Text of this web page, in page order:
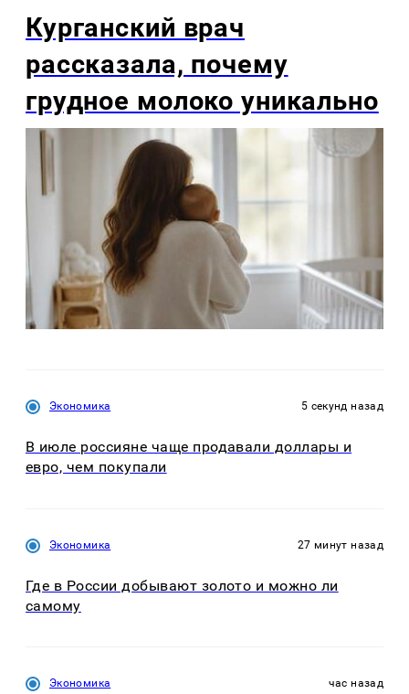
Курганский врач
рассказала, почему
грудное молоко уникально
Экономика 5 секунд назад
В июле россияне чаще продавали доллары и
евро, чем покупали
Экономика 27 минут назад
Где в России добывают золото и можно ли
самому
Экономика час назад